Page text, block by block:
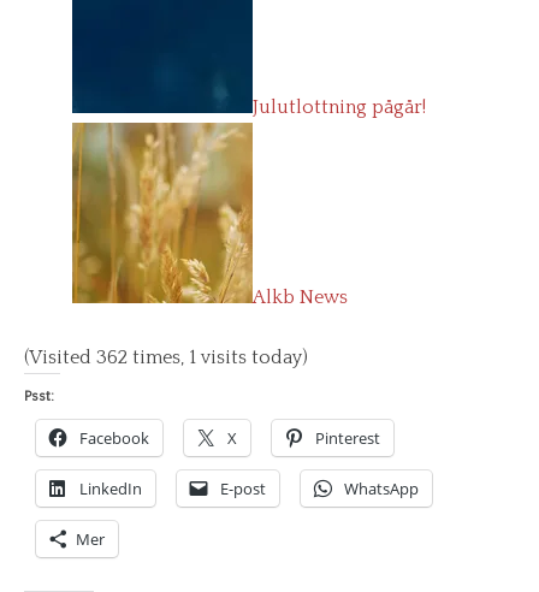
Julutlottning pågår!
Alkb News
(Visited 362 times, 1 visits today)
Psst:
Facebook X Pinterest
LinkedIn E-post WhatsApp
Mer